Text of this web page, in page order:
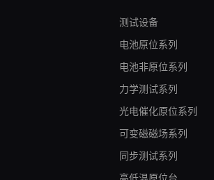
测试设备
电池原位系列
电池非原位系列
力学测试系列
光电催化原位系列
可变磁磁场系列
同步测试系列
高低温原位台